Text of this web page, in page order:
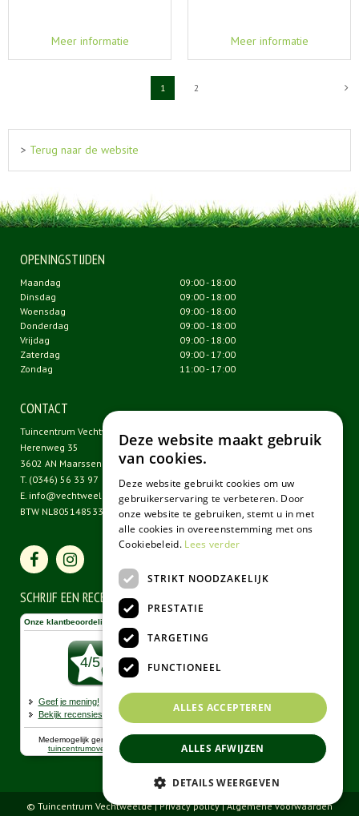
Meer informatie Meer informatie
1 2
> Terug naar de website
OPENINGSTIJDEN
Maandag
09:00 - 18:00
Dinsdag
09:00 - 18:00
Woensdag
09:00 - 18:00
Donderdag
09:00 - 18:00
Vrijdag
09:00 - 18:00
Zaterdag
09:00 - 17:00
Zondag
11:00 - 17:00
CONTACT
Tuincentrum Vechtweelde
Herenweg 35
3602 AN Maarssen
T. (0346) 56 33 97
E. info@vechtweelde.nl
BTW NL805148533B01
SCHRIJF EEN RECENSIE
© Tuincentrum Vechtweelde |Privacy policy|Algemene voorwaarden
Deze website maakt gebruik
van cookies.
Deze website gebruikt cookies om uw
gebruikerservaring te verbeteren. Door
onze website te gebruiken, stemt u in met
alle cookies in overeenstemming met ons
Cookiebeleid. Lees verder
STRIKT NOODZAKELIJK
PRESTATIE
TARGETING
FUNCTIONEEL
ALLES ACCEPTEREN
ALLES AFWIJZEN
DETAILS WEERGEVEN